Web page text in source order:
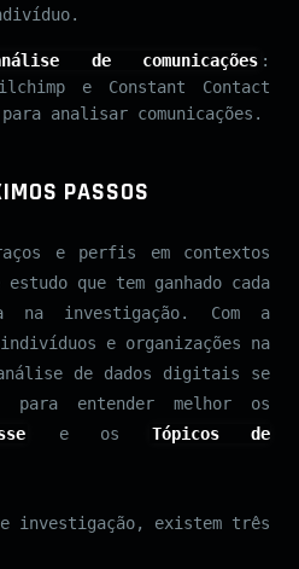
de comunicações :
e Constant Contact
analisar comunicações.
PASSOS
e perfis em contextos
que tem ganhado cada
na investigação. Com a
e organizações na
de dados digitais se
para entender melhor os
e os
Tópicos de
investigação, existem três